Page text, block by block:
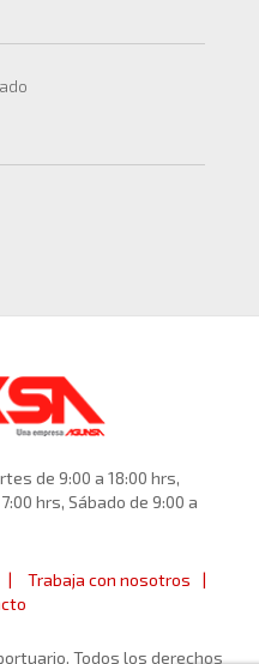
de 9:00 a 18:00 hrs,
hrs, Sábado de 9:00 a
Trabaja con nosotros
Todos los derechos